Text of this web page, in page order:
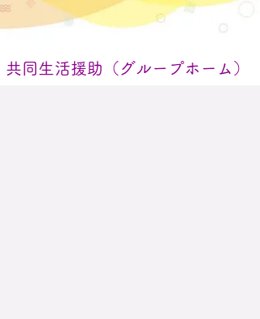
共同生活援助（グループホーム）